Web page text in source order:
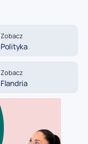
Zobacz
Polityka
Zobacz
Flandria